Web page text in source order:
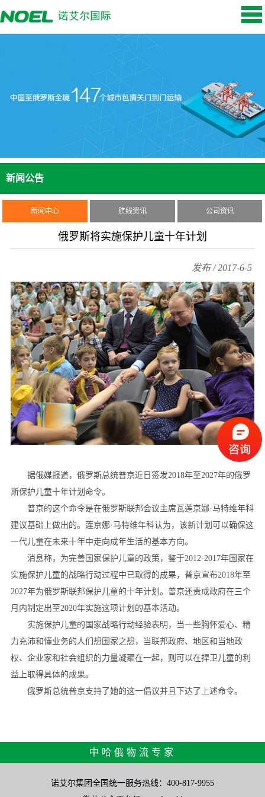
新闻公告
新闻中心 航线资讯 公司资讯
俄罗斯将实施保护儿童十年计划
发布 / 2017-6-5
据俄媒报道，俄罗斯总统普京近日签发2018年至2027年的俄罗
斯保护儿童十年计划命令。
普京的这个命令是在俄罗斯联邦会议主席瓦莲京娜·马特维年科
建议基础上做出的。莲京娜·马特维年科认为，该新计划可以确保这
一代儿童在未来十年中走向成年生活的基本方向。
消息称，为完善国家保护儿童的政策，鉴于2012-2017年国家在
实施保护儿童的战略行动过程中已取得的成果，普京宣布2018年至
2027年为俄罗斯联邦保护儿童的十年计划。普京还责成政府在三个
月内制定出至2020年实施这项计划的基本活动。
实施保护儿童的国家战略行动经验表明，当一些胸怀爱心、精
力充沛和懂业务的人们想国家之想，当联邦政府、地区和当地政
权、企业家和社会组织的力量凝聚在一起，则可以在捍卫儿童的利
益上取得具体的成果。
俄罗斯总统普京支持了她的这一倡议并且下达了上述命令。
中哈俄物流专家
诺艾尔集团全国统一服务热线：400-817-9955